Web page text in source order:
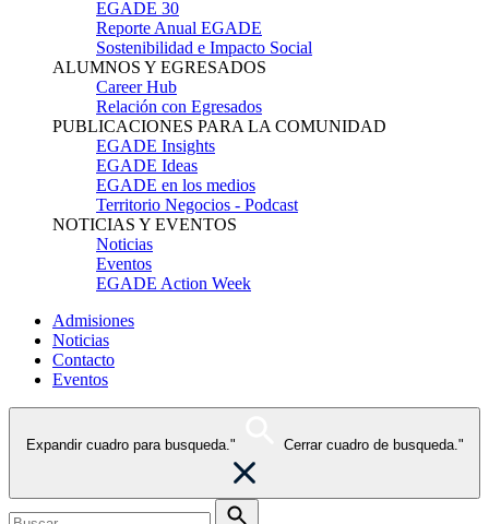
EGADE 30
Reporte Anual EGADE
Sostenibilidad e Impacto Social
ALUMNOS Y EGRESADOS
Career Hub
Relación con Egresados
PUBLICACIONES PARA LA COMUNIDAD
EGADE Insights
EGADE Ideas
EGADE en los medios
Territorio Negocios - Podcast
NOTICIAS Y EVENTOS
Noticias
Eventos
EGADE Action Week
Admisiones
Noticias
Contacto
Eventos
Expandir cuadro para busqueda." Cerrar cuadro de busqueda."